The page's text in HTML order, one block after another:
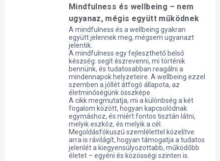
Mindfulness és wellbeing – nem
ugyanaz, mégis együtt működnek
A mindfulness és a wellbeing gyakran
együtt jelennek meg, mégsem ugyanazt
jelentik.
A mindfulness egy fejleszthető belső
készség: segít észrevenni, mi történik
bennünk, és tudatosabban reagálni a
mindennapok helyzeteire. A wellbeing ezzel
szemben a jóllét átfogó állapota, az
életminőségünk összképe.
A cikk megmutatja, mi a különbség a két
fogalom között, hogyan kapcsolódnak
egymáshoz, és miért fontos tisztán látni,
melyik eszköz, és melyik a cél.
Megoldásfókuszú szemlélettel közelítve
arra is rávilágít, hogyan támogatja a tudatos
jelenlét a kiegyensúlyozottabb, működőbb
életet – egyéni és közösségi szinten is.